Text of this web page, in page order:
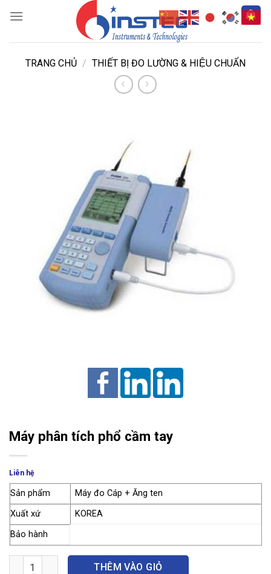
TRANG CHỦ / THIẾT BỊ ĐO LƯỜNG & HIỆU CHUẨN
Máy phân tích phổ cầm tay
Liên hệ
Sản phẩm
Máy đo Cáp + Ăng ten
Xuất xứ
KOREA
Bảo hành
Máy phân tích phổ cầm tay số lượng
THÊM VÀO GIỎ